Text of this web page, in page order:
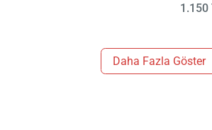
1.150
Daha Fazla Göster